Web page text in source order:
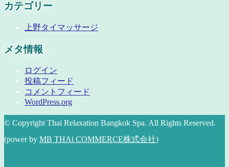
カテゴリー
上野タイマッサージ
メタ情報
ログイン
投稿フィード
コメントフィード
WordPress.org
© Copyright Thai Relaxation Bangkok Spa. All Rights Reserved.
(power by MB THAi COMMERCE株式会社)